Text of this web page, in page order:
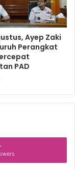
Ayep Zaki
Perangkat
PAD